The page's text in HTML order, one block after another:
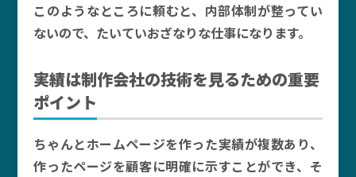
このようなところに頼むと、内部体制が整ってい
ないので、たいていおざなりな仕事になります。
実績は制作会社の技術を見るための重要
ポイント
ちゃんとホームページを作った実績が複数あり、
作ったページを顧客に明確に示すことができ、そ